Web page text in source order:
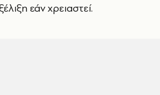
εάν χρειαστεί.